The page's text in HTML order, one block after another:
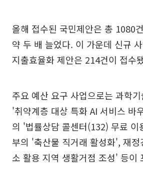
올해 접수된 국민제안은 총 1080
약 두 배 늘었다. 이 가운데 신규
지출효율화 제안은 214건이 접수
주요 예산 요구 사업으로는 과학
'취약계층 대상 특화 AI 서비스 바
의 '법률상담 콜센터(132) 무료 이
부의 '축산물 직거래 활성화', 재
소 활용 지역 생활거점 조성' 등이